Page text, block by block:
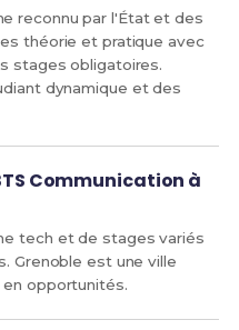
reconnu par l'État et des
théorie et pratique avec
stages obligatoires.
dynamique et des
Communication à
tech et de stages variés
Grenoble est une ville
opportunités.